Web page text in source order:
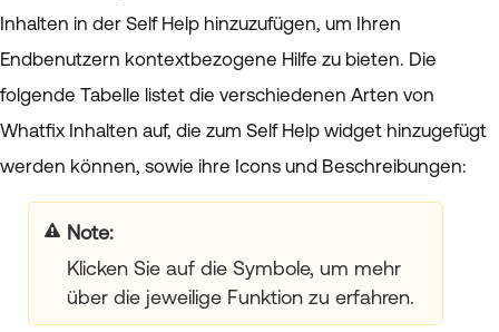
Inhalten in der Self Help hinzuzufügen, um Ihren
Endbenutzern kontextbezogene Hilfe zu bieten. Die
folgende Tabelle listet die verschiedenen Arten von
Whatfix Inhalten auf, die zum Self Help widget hinzugefügt
werden können, sowie ihre Icons und Beschreibungen:
Note
Klicken Sie auf die Symbole, um mehr
über die jeweilige Funktion zu erfahren.